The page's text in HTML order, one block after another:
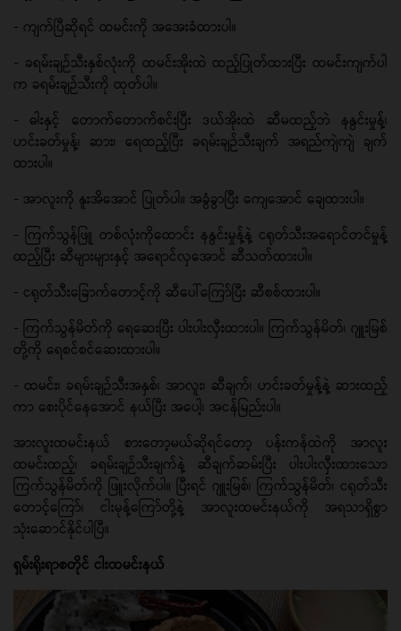
- ကျက်ပြီဆိုရင် ထမင်းကို အအေးခံထားပါ။
- ခရမ်းချဉ်သီးနှစ်လုံးကို ထမင်းအိုးထဲ ထည့်ပြုတ်ထားပြီး ထမင်းကျက်ပါ
က ခရမ်းချဉ်သီးကို ထုတ်ပါ။
- ဓါးနှင့် တောက်တောက်စင်းပြီး ဒယ်အိုးထဲ ဆီမထည့်ဘဲ နနွင်းမှုန့်၊
ဟင်းခတ်မှုန့်၊ ဆား၊ ရေထည့်ပြီး ခရမ်းချဉ်သီးချက် အရည်ကျဲကျဲ ချက်
ထားပါ။
- အာလူးကို နူးအိအောင် ပြုတ်ပါ။ အခွံခွာပြီး ကျေအောင် ချေထားပါ။
- ကြက်သွန်ဖြူ တစ်လုံးကိုထောင်း နနွင်းမှုန့်နဲ့ ငရုတ်သီးအရောင်တင်မှုန့်
ထည့်ပြီး ဆီများများနှင့် အရောင်လှအောင် ဆီသတ်ထားပါ။
- ငရုတ်သီးခြောက်တောင့်ကို ဆီပေါ်ကြော်ပြီး ဆီစစ်ထားပါ။
- ကြက်သွန်မိတ်ကို ရေဆေးပြီး ပါးပါးလှီးထားပါ။ ကြက်သွန်မိတ်၊ ဂျူးမြစ်
တို့ကို ရေစင်စင်ဆေးထားပါ။
- ထမင်း၊ ခရမ်းချဉ်သီးအနှစ်၊ အာလူး၊ ဆီချက်၊ ဟင်းခတ်မှုန့်နဲ့ ဆားထည့်
ကာ စေးပိုင်နေအောင် နယ်ပြီး အပေါ့၊ အငန်မြည်းပါ။
အားလူးထမင်းနယ် စားတော့မယ်ဆိုရင်တော့ ပန်းကန်ထဲကို အာလူး
ထမင်းထည့်၊ ခရမ်းချဉ်သီးချက်နဲ့ ဆီချက်ဆမ်းပြီး ပါးပါးလှီးထားသော
ကြက်သွန်မိတ်ကို ဖြူးလိုက်ပါ။ ပြီးရင် ဂျူးမြစ်၊ ကြက်သွန်မိတ်၊ ငရုတ်သီး
တောင့်ကြော်၊ ငါးမုန့်ကြော်တို့နဲ့ အာလူးထမင်းနယ်ကို အရသာရှိစွာ
သုံးဆောင်နိုင်ပါပြီ။
ရှမ်းရိုးရာစတိုင် ငါးထမင်းနယ်